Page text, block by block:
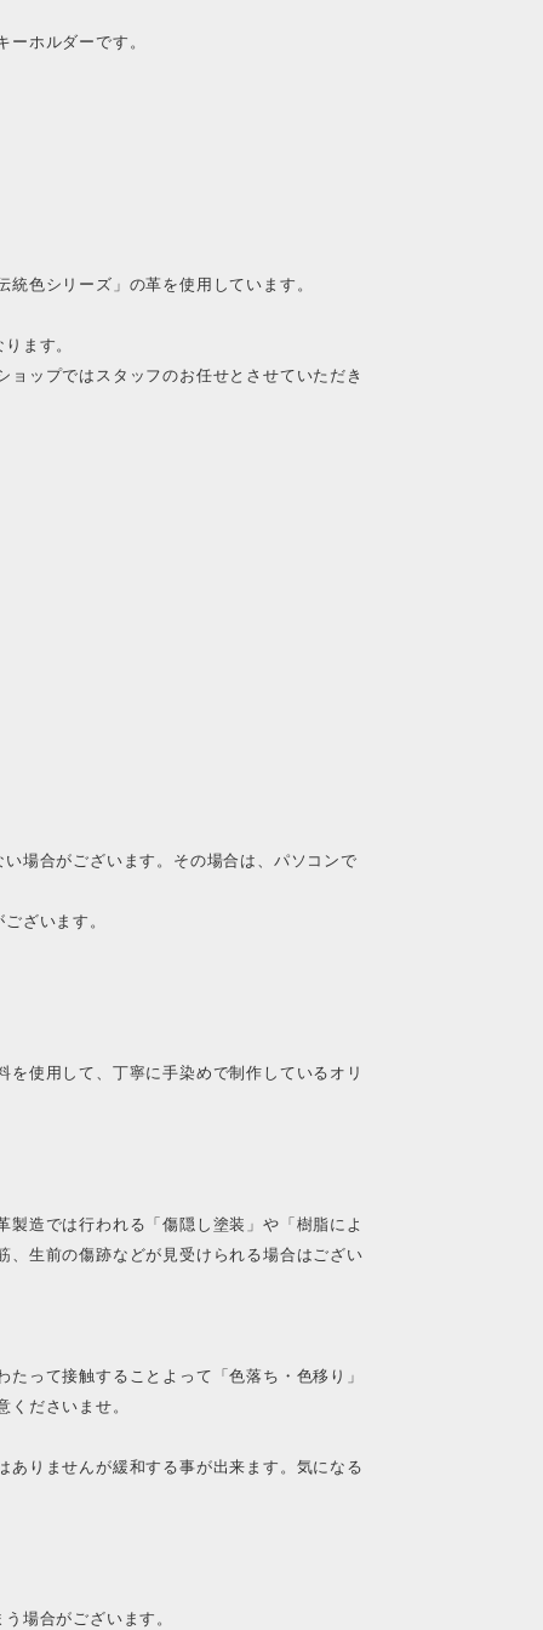
ホルダーです。
色シリーズ」の革を使用しています。
ます。
ップではスタッフのお任せとさせていただき
場合がございます。その場合は、パソコンで
ざいます。
使用して、丁寧に手染めで制作しているオリ
造では行われる「傷隠し塗装」や「樹脂によ
、生前の傷跡などが見受けられる場合はござい
って接触することよって「色落ち・色移り」
ださいませ。
りませんが緩和する事が出来ます。気になる
場合がございます。